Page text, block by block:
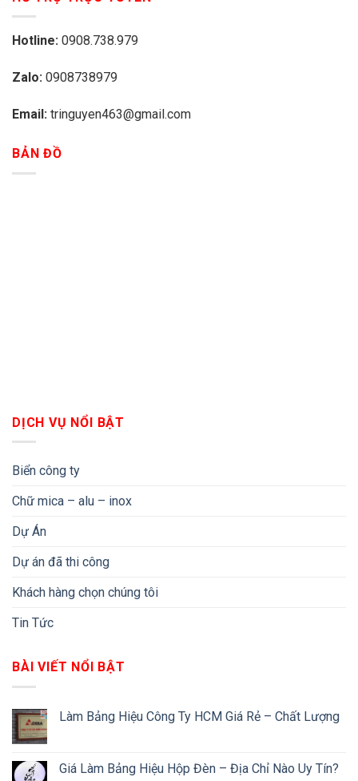
Hotline: 0908.738.979
Zalo: 0908738979
Email: tringuyen463@gmail.com
BẢN ĐỒ
DỊCH VỤ NỔI BẬT
Biển công ty
Chữ mica – alu – inox
Dự Án
Dự án đã thi công
Khách hàng chọn chúng tôi
Tin Tức
BÀI VIẾT NỔI BẬT
Làm Bảng Hiệu Công Ty HCM Giá Rẻ – Chất Lượng
Giá Làm Bảng Hiệu Hộp Đèn – Địa Chỉ Nào Uy Tín?